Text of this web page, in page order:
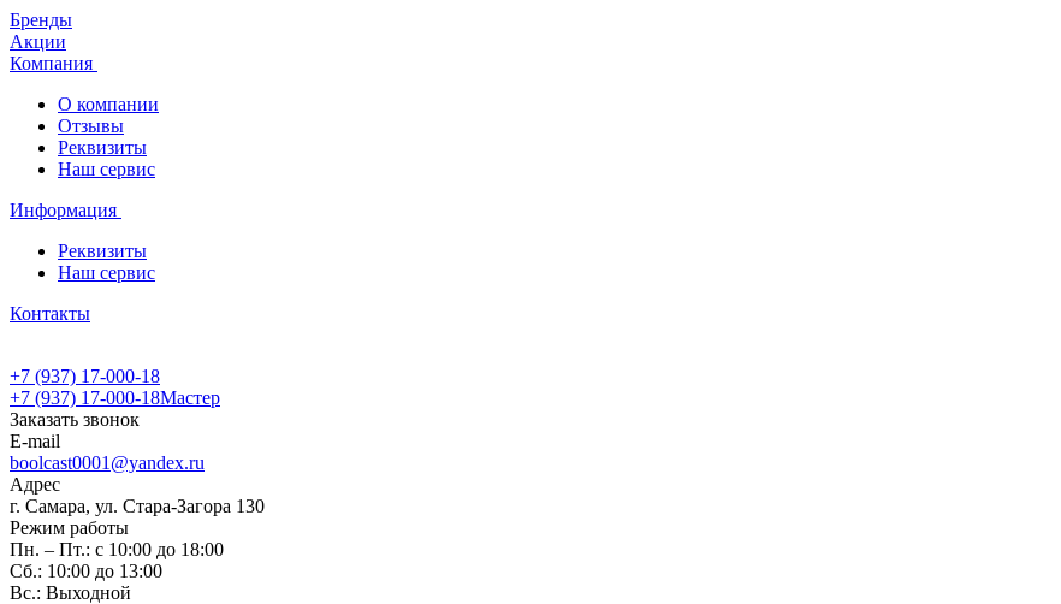
Бренды
Акции
Компания
О компании
Отзывы
Реквизиты
Наш сервис
Информация
Реквизиты
Наш сервис
Контакты
+7 (937) 17-000-18
+7 (937) 17-000-18Мастер
Заказать звонок
E-mail
boolcast0001@yandex.ru
Адрес
г. Самара, ул. Стара-Загора 130
Режим работы
Пн. – Пт.: с 10:00 до 18:00
Сб.: 10:00 до 13:00
Вс.: Выходной